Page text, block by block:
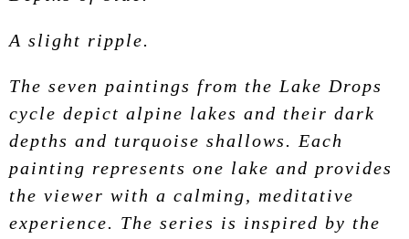
A slight ripple.
The seven paintings from the Lake Drops
cycle depict alpine lakes and their dark
depths and turquoise shallows. Each
painting represents one lake and provides
the viewer with a calming, meditative
experience. The series is inspired by the